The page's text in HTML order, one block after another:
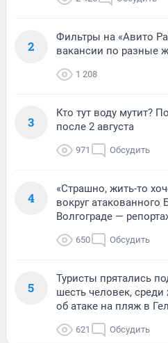
2
Фильтры на «Авито
вакансии по разные
1 208
3
Кто тут воду мутит?
после 2 августа
971 Обсудить
4
«Страшно, жить-то
вокруг
Волгограде —
650 Обсудить
5
Туристы прятались
шесть человек, среди
об атаке на пляж в
621 Обсудить